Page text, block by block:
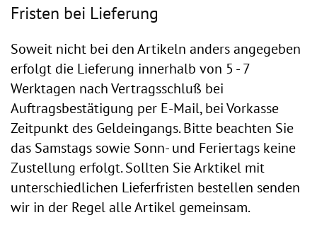
Fristen bei Lieferung
Soweit nicht bei den Artikeln anders angegeben
erfolgt die Lieferung innerhalb von 5 - 7
Werktagen nach Vertragsschluß bei
Auftragsbestätigung per E-Mail, bei Vorkasse
Zeitpunkt des Geldeingangs. Bitte beachten Sie
das Samstags sowie Sonn- und Feriertags keine
Zustellung erfolgt. Sollten Sie Arktikel mit
unterschiedlichen Lieferfristen bestellen senden
wir in der Regel alle Artikel gemeinsam.